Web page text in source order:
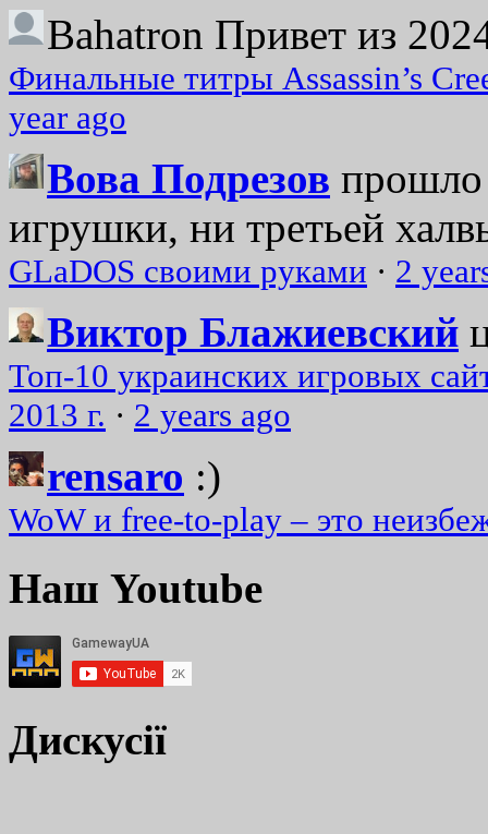
Bahatron Привет из
Финальные титры Assassin’s
year ago
Вова Подрезов прошло
игрушки, ни третьей
GLaDOS своими руками · 2
Виктор Блажиевский
Топ-10 украинских игровых
2013 г. · 2 years ago
rensaro :)
WoW и free-to-play – это
Наш Youtube
Дискусії